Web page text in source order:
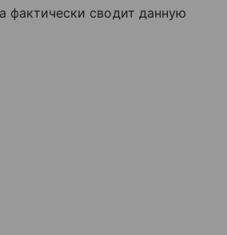
фактически сводит данную